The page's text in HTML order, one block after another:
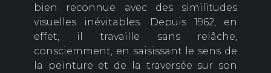
bien reconnue avec des similitudes
visuelles inévitables. Depuis 1962, en
effet, il travaille sans relâche,
consciemment, en saisissant le sens de
la peinture et de la traversée sur son